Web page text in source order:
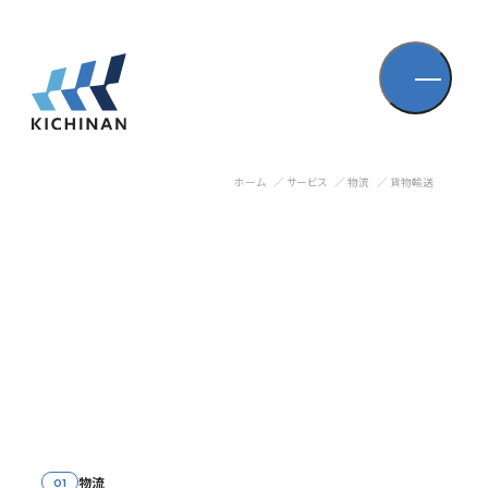
ホーム サービス 物流 貨物輸送
01 物流